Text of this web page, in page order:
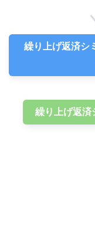
繰り上げ返済シ
繰り上げ返済